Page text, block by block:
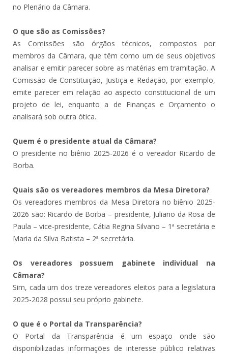
no Plenário da Câmara.
O que são as Comissões?
As Comissões são órgãos técnicos, compostos por
membros da Câmara, que têm como um de seus objetivos
analisar e emitir parecer sobre as matérias em tramitação. A
Comissão de Constituição, Justiça e Redação, por exemplo,
emite parecer em relação ao aspecto constitucional de um
projeto de lei, enquanto a de Finanças e Orçamento o
analisará sob outra ótica.
Quem é o presidente atual da Câmara?
O presidente no biênio 2025-2026 é o vereador Ricardo de
Borba.
Quais são os vereadores membros da Mesa Diretora?
Os vereadores membros da Mesa Diretora no biênio 2025-
2026 são: Ricardo de Borba – presidente, Juliano da Rosa de
Paula – vice-presidente, Cátia Regina Silvano – 1ª secretária e
Maria da Silva Batista – 2ª secretária.
Os vereadores possuem gabinete individual na
Câmara?
Sim, cada um dos treze vereadores eleitos para a legislatura
2025-2028 possui seu próprio gabinete.
O que é o Portal da Transparência?
O Portal da Transparência é um espaço onde são
disponibilizadas informações de interesse público relativas